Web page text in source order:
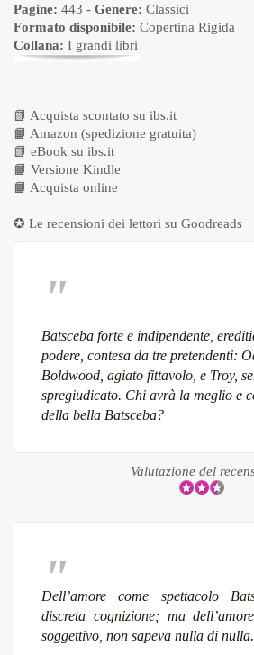
Pagine: 443 - Genere: Classici
Formato disponibile: Copertina Rigida
Collana: I grandi libri
📗 Acquista scontato su ibs.it
📙 Amazon (spedizione gratuita)
📗 eBook su ibs.it
📙 Versione Kindle
📙 Acquista online
✪ Le recensioni dei lettori su Goodreads
Batsceba forte e indipendente,
podere, contesa da tre pretendenti:
Boldwood, agiato fittavolo, e Troy,
spregiudicato. Chi avrà la meglio e
della bella Batsceba?
Valutazione del
Dell’amore come spettacolo
discreta cognizione; ma
soggettivo, non sapeva nulla di nulla.